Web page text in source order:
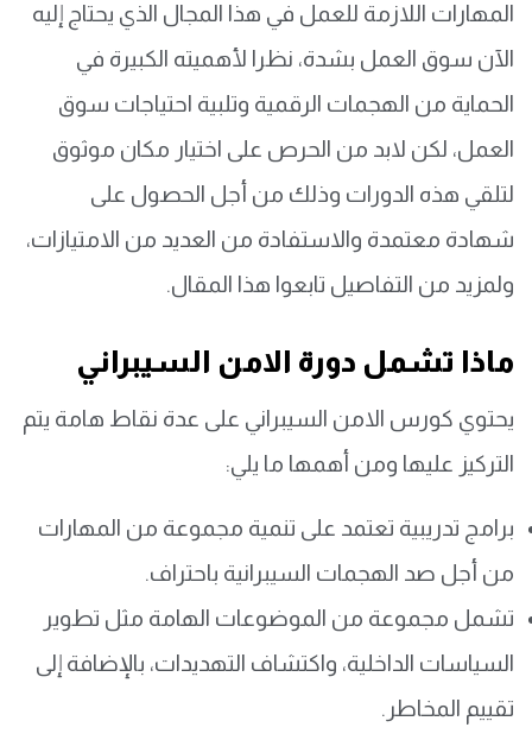
المهارات اللازمة للعمل في هذا المجال الذي يحتاج إليه
الآن سوق العمل بشدة، نظرا لأهميته الكبيرة في
الحماية من الهجمات الرقمية وتلبية احتياجات سوق
العمل، لكن لابد من الحرص على اختيار مكان موثوق
لتلقي هذه الدورات وذلك من أجل الحصول على
شهادة معتمدة والاستفادة من العديد من الامتيازات،
ولمزيد من التفاصيل تابعوا هذا المقال.
ماذا تشمل دورة الامن السيبراني
يحتوي كورس الامن السيبراني على عدة نقاط هامة يتم
التركيز عليها ومن أهمها ما يلي:
برامج تدريبية تعتمد على تنمية مجموعة من المهارات
من أجل صد الهجمات السيبرانية باحتراف.
تشمل مجموعة من الموضوعات الهامة مثل تطوير
السياسات الداخلية، واكتشاف التهديدات، بالإضافة إلى
تقييم المخاطر.